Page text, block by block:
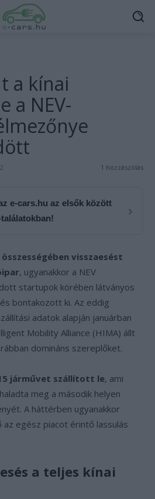
a kínai
a NEV-
1 hozzászólás
e-cars.hu az elsők között
›
visszaesést
, ugyanakkor a NEV
startupok körében látványos
bontakozott ki. Az eddig
adatok alapján januárban
Mobility Alliance (HIMA) állt
domináns szereplőket.
járművet szállított le, ami
meg a második helyen
A háttérben ugyanakkor
egész piacot érintő lassulás
a teljes kínai